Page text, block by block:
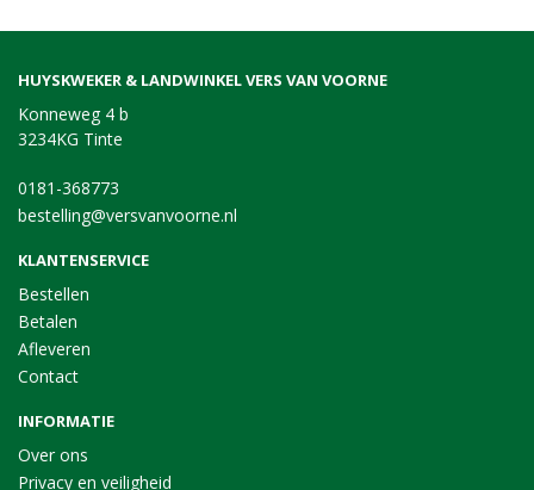
HUYSKWEKER & LANDWINKEL VERS VAN VOORNE
Konneweg 4 b
3234KG Tinte
0181-368773
bestelling@versvanvoorne.nl
KLANTENSERVICE
Bestellen
Betalen
Afleveren
Contact
INFORMATIE
Over ons
Privacy en veiligheid